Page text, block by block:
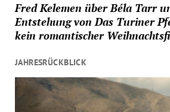
Fred Kelemen über Béla Tarr
Entstehung von Das Turiner
kein romantischer
JAHRESRÜCKBLICK